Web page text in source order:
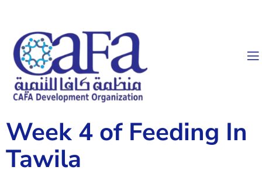
Week 4 of Feeding In
Tawila